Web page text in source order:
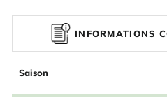
INFORMATIONS
Saison